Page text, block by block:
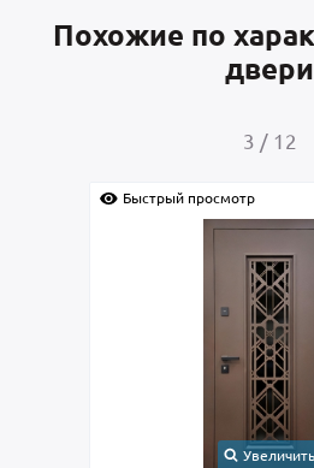
Похожие по
двери
3 / 12
Быстрый просмотр
Увеличить